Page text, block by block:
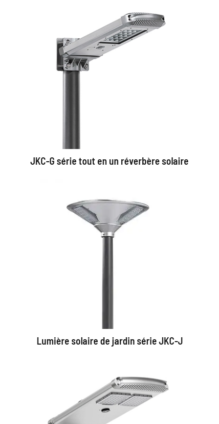
JKC-G série tout en un réverbère solaire
Lumière solaire de jardin série JKC-J